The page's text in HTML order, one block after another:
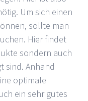
Um sich einen
sollte man
Hier findet
sondern auch
sind. Anhand
optimale
ein sehr gutes